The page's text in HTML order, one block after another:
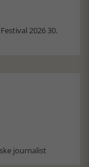
2026 30.
journalist